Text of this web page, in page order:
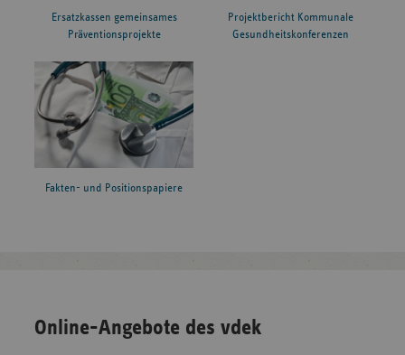
Ersatzkassen gemeinsames
Präventionsprojekte
Projektbericht Kommunale
Gesundheitskonferenzen
Fakten- und Positionspapiere
Online-Angebote des vdek